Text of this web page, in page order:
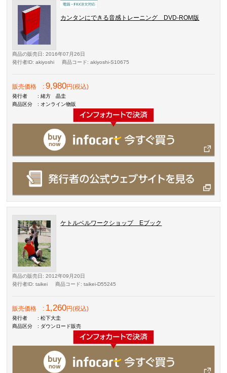
カンタンにできる音感トレーニング DVD-ROM版
商品の販売日 : 2016年07月26日
発行者ID: akiyoshi 商品コード: akiyoshi-S10675
販売価格 :9,980円(税込)
発行者
: 緒方 晶圭
商品区分
: オンライン物販
ケトルベルワークショップ Eブック
商品の販売日 : 2012年09月20日
発行者ID: taikei 商品コード: taikei-D55245
販売価格 : 1,260円(税込)
発行者
: 松下大圭
商品区分
: ダウンロード販売